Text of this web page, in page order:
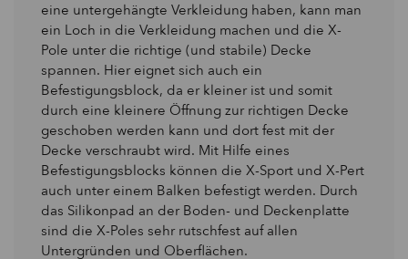
eine untergehängte Verkleidung haben, kann man
ein Loch in die Verkleidung machen und die X-
Pole unter die richtige (und stabile) Decke
spannen. Hier eignet sich auch ein
Befestigungsblock, da er kleiner ist und somit
durch eine kleinere Öffnung zur richtigen Decke
geschoben werden kann und dort fest mit der
Decke verschraubt wird. Mit Hilfe eines
Befestigungsblocks können die X-Sport und X-Pert
auch unter einem Balken befestigt werden. Durch
das Silikonpad an der Boden- und Deckenplatte
sind die X-Poles sehr rutschfest auf allen
Untergründen und Oberflächen.